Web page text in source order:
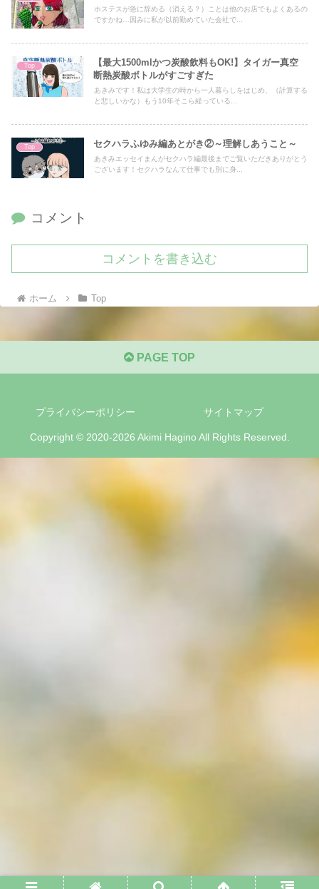
ホステスが急に辞める（消える？）ことは他のお店でもよくあるの
ですかね…因みに私が以前勤めていた会社で...
Top
【最大1500mlかつ炭酸飲料もOK!】タイガー真空
断熱炭酸ボトルがすごすぎた
あきみです！私は大学生の時から一人暮らしをはじめ、（計算する
と悲しいかな）もう10年そこら経っている...
Top セクハラふゆみ編あとがき②～理解しあうこと～
あきみエッセイまんがセクハラ編最後までご覧いただきありがとう
ございます！セクハラなんて仕事でも別に身...
コメント
コメントを書き込む
ホーム Top
PAGE TOP
プライバシーポリシー サイトマップ
Copyright © 2020-2026 Akimi Hagino All Rights Reserved.